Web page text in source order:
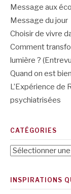
Message aux
Message du jour
Choisir de vivre
Comment
lumière ?
Quand on est
L’Expérience de
psychiatrisées
CATÉGORIES
Catégories
INSPIRATIONS